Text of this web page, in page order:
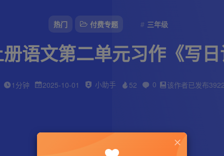
热门 付费专题 三年级
语文第二单元习作《写
1分钟 2025-10-01 小助手 52 0 该作者已发布